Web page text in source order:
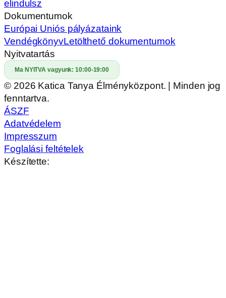
elindulsz
Dokumentumok
Európai Uniós pályázataink
VendégkönyvLetölthető dokumentumok
Nyitvatartás
Ma NYITVA vagyunk:10:00-19:00
© 2026 Katica Tanya Élményközpont. | Minden jog
fenntartva.
ÁSZF
Adatvédelem
Impresszum
Foglalási feltételek
Készítette: